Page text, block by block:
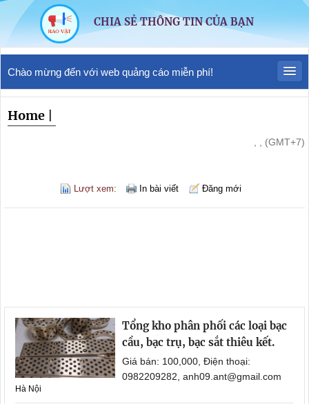
CHIA SẺ THÔNG TIN CỦA BẠN
Chào mừng đến với web quảng cáo miễn phí!
Home
, , (GMT+7)
Lượt xem: In bài viết Đăng mới
Tổng kho phân phối các loại bạc
cầu, bạc trụ, bạc sắt thiêu kết.
Giá bán: 100,000, Điện thoại:
0982209282, anh09.ant@gmail.com
Hà Nội